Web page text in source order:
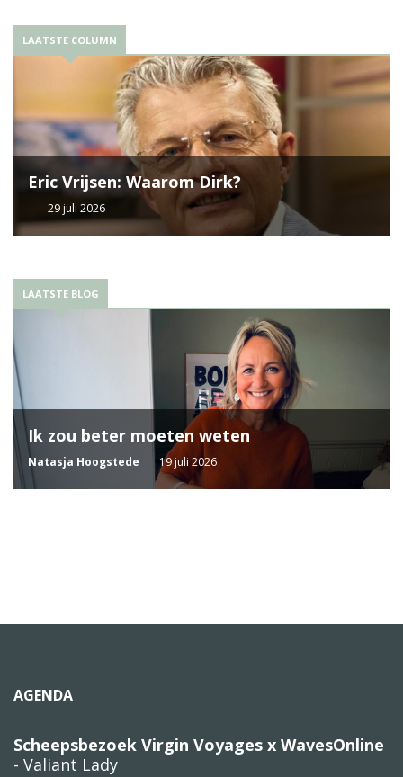
LAATSTE COLUMN
Eric Vrijsen: Waarom Dirk?
29 juli 2026
LAATSTE BLOG
Ik zou beter moeten weten
Natasja Hoogstede 19 juli 2026
AGENDA
Scheepsbezoek Virgin Voyages x WavesOnline
- Valiant Lady